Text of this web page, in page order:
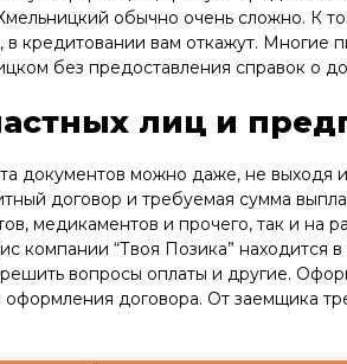
обычно очень сложно. К
кредитовании вам откажут. Многие
без предоставления справок о
лиц и
документов можно даже, не выходя
договор и требуемая сумма
медикаментов и прочего, так и на
компании “Твоя Позика”
вопросы оплаты и другие.
договора. От заемщика